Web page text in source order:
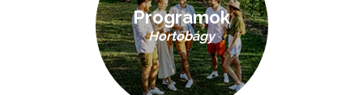
Programok
Hortobágy